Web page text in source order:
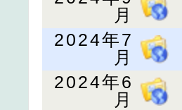
月
2024年7
月
2024年6
月